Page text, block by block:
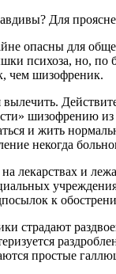
Для
опасны для
психоза, но, по
чем шизофреник.
вылечить.
шизофрению
и жить
некогда
на лекарствах и
к
страдают
простые